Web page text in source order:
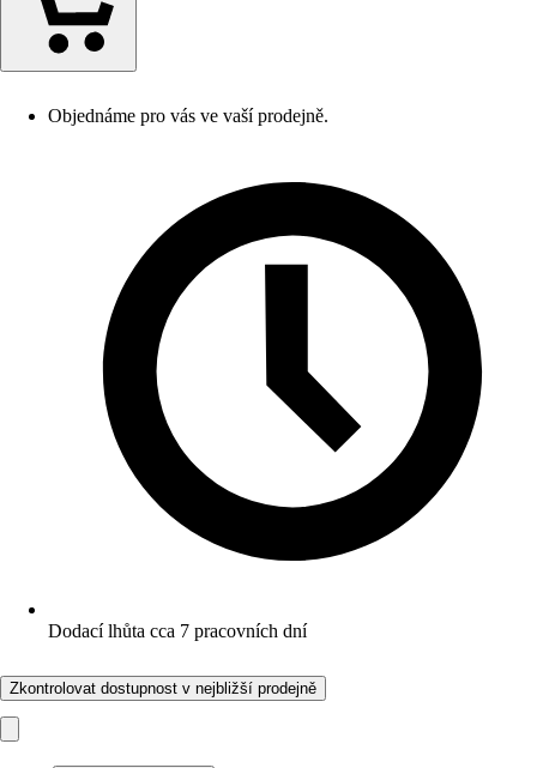
Objednáme pro vás ve vaší prodejně.
Dodací lhůta cca 7 pracovních dní
Zkontrolovat dostupnost v nejbližší prodejně